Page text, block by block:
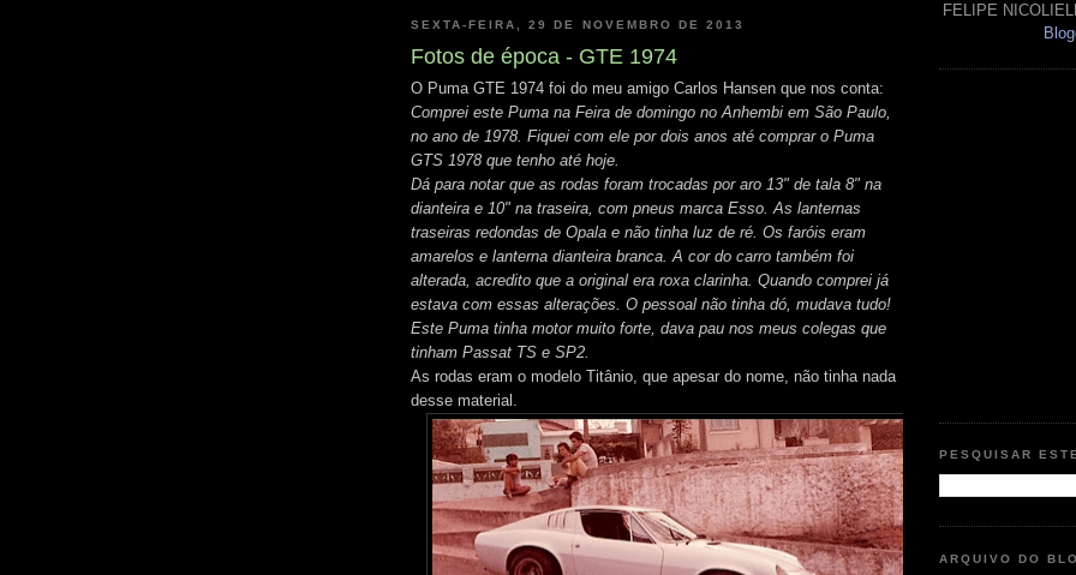
SEXTA-FEIRA, 29 DE NOVEMBRO DE 2013
Fotos de época - GTE 1974
O Puma GTE 1974 foi do meu amigo Carlos Hansen que nos conta:
Comprei este Puma na Feira de domingo no Anhembi em São Paulo,
no ano de 1978. Fiquei com ele por dois anos até comprar o Puma
GTS 1978 que tenho até hoje.
Dá para notar que as rodas foram trocadas por aro 13" de tala 8" na
dianteira e 10" na traseira, com pneus marca Esso. As lanternas
traseiras redondas de Opala e não tinha luz de ré. Os faróis eram
amarelos e lanterna dianteira branca. A cor do carro também foi
alterada, acredito que a original era roxa clarinha. Quando comprei já
estava com essas alterações. O pessoal não tinha dó, mudava tudo!
Este Puma tinha motor muito forte, dava pau nos meus colegas que
tinham Passat TS e SP2.
As rodas eram o modelo Titânio, que apesar do nome, não tinha nada
desse material.
FELIPE
PESQUISAR
ARQUIVO DO